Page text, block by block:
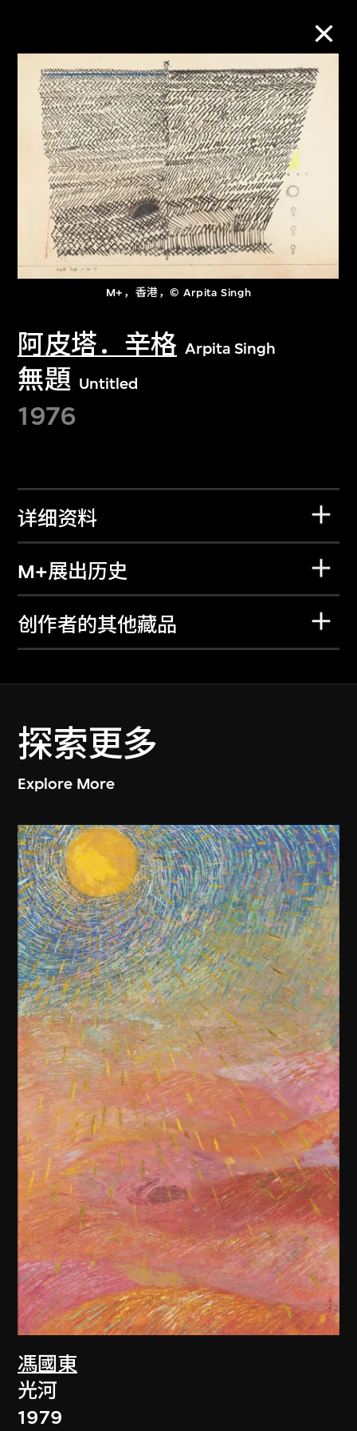
M+，香港，© Arpita Singh
阿皮塔．辛格 Arpita Singh
無題 Untitled
1976
详细资料
M+展出历史
创作者的其他藏品
探索更多
Explore More
馮國東
光河
1979
M+藏品
进一步筛选 搜索
关于M+藏品
探索世界顶级的二十及二十一世纪视觉